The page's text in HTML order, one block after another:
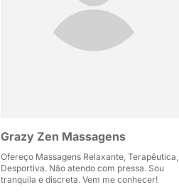
Grazy Zen Massagens
Ofereço Massagens Relaxante, Terapêutica,
Desportiva. Não atendo com pressa. Sou
tranquila e discreta. Vem me conhecer!